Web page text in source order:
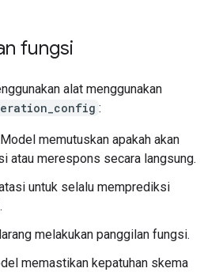
fungsi
alat menggunakan
:
memutuskan apakah akan
atau merespons secara langsung.
untuk selalu memprediksi
melakukan panggilan fungsi.
memastikan kepatuhan skema